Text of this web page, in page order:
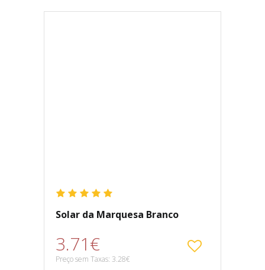
Solar da Marquesa Branco
3.71€
Preço sem Taxas: 3.28€